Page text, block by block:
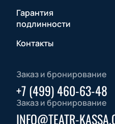
Гарантия
подлинности
Контакты
Заказ и бронирование
+7 (499) 460-63-48
Заказ и бронирование
INFO@TEATR-